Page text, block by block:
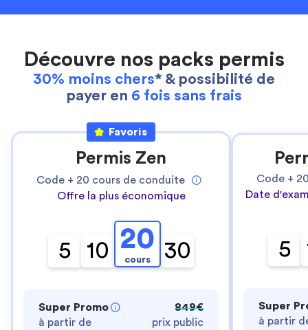
Découvre nos packs permis
30% moins chers* & possibilité de
payer en 6 fois sans frais
Favoris
Permis Zen
Code + 20 cours de conduite
Offre la plus économique
5 10 20
cours 30
Super Promo
à partir de
849€
prix public
Code +
Date
5
Super
à partir